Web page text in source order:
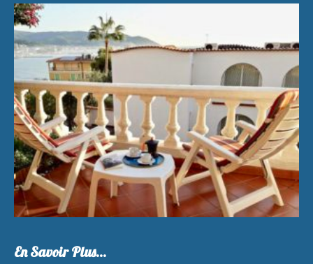
En Savoir Plus…